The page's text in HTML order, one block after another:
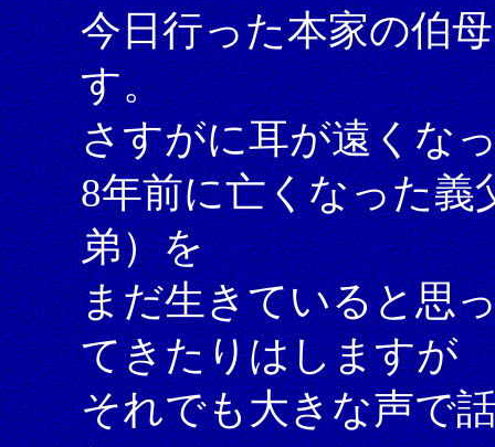
今日行った本家の伯
す。
さすがに耳が遠くな
8年前に亡くなった義
弟）を
まだ生きていると思
てきたりはしますが
それでも大きな声で